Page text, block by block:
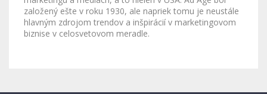
založený ešte v roku 1930, ale napriek tomu je neustále
hlavným zdrojom trendov a inšpirácií v marketingovom
biznise v celosvetovom meradle.